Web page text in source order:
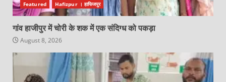
Featured Hafizpur । हाफिजपुर
गांव हाजीपुर में चोरी के शक में एक संदिग्ध को पकड़ा
August 8, 2026